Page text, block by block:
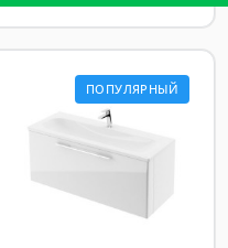
ПОПУЛЯРНЫЙ